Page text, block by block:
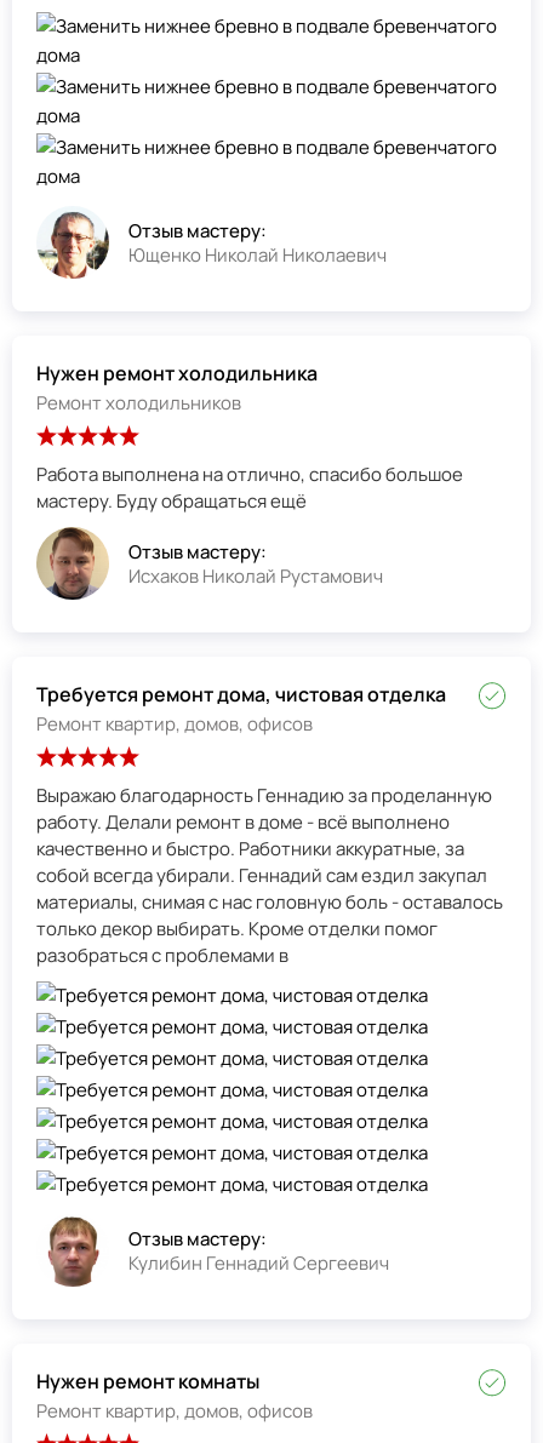
Отзыв мастеру:
Ющенко Николай Николаевич
Нужен ремонт холодильника
Ремонт холодильников
Работа выполнена на отлично, спасибо большое
мастеру. Буду обращаться ещё
Отзыв мастеру:
Исхаков Николай Рустамович
Требуется ремонт дома, чистовая отделка
Ремонт квартир, домов, офисов
Выражаю благодарность Геннадию за проделанную
работу. Делали ремонт в доме - всё выполнено
качественно и быстро. Работники аккуратные, за
собой всегда убирали. Геннадий сам ездил закупал
материалы, снимая с нас головную боль - оставалось
только декор выбирать. Кроме отделки помог
разобраться с проблемами в
Отзыв мастеру:
Кулибин Геннадий Сергеевич
Нужен ремонт комнаты
Ремонт квартир, домов, офисов